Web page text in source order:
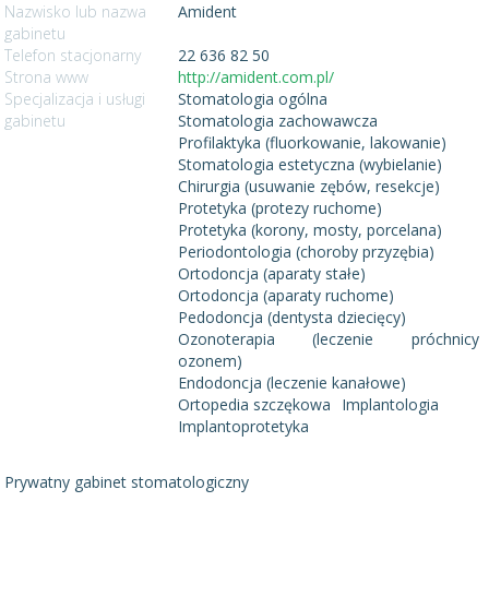
Nazwisko lub nazwa
gabinetu
Amident
Telefon stacjonarny
22 636 82 50
Strona www
http://amident.com.pl/
Specjalizacja i usługi
gabinetu
Stomatologia ogólna
Stomatologia zachowawcza
Profilaktyka (fluorkowanie, lakowanie)
Stomatologia estetyczna (wybielanie)
Chirurgia (usuwanie zębów, resekcje)
Protetyka (protezy ruchome)
Protetyka (korony, mosty, porcelana)
Periodontologia (choroby przyzębia)
Ortodoncja (aparaty stałe)
Ortodoncja (aparaty ruchome)
Pedodoncja (dentysta dziecięcy)
Ozonoterapia (leczenie próchnicy
ozonem)
Endodoncja (leczenie kanałowe)
Ortopedia szczękowa
Implantologia
Implantoprotetyka
Prywatny gabinet stomatologiczny